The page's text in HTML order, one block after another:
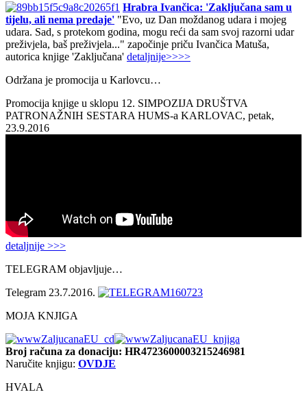
Hrabra Ivančica: 'Zaključana sam u
tijelu, ali nema predaje' "Evo, uz Dan moždanog udara i mojeg
udara. Sad, s protekom godina, mogu reći da sam svoj razorni udar
preživjela, baš preživjela..." započinje priču Ivančica Matuša,
autorica knjige 'Zaključana' detaljnije>>>>
Održana je promocija u Karlovcu…
Promocija knjige u sklopu 12. SIMPOZIJA DRUŠTVA
PATRONAŽNIH SESTARA HUMS-a KARLOVAC, petak,
23.9.2016
detaljnije >>>
TELEGRAM objavljuje…
Telegram 23.7.2016.
MOJA KNJIGA
Broj računa za donaciju: HR4723600003215246981
Naručite knjigu: OVDJE
HVALA